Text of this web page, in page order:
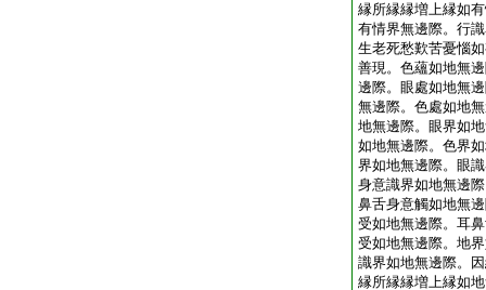
縁所縁縁増上縁如
有情界無邊際。行
生老死愁歎苦憂惱
善現。色蘊如地無
邊際。眼處如地無
無邊際。色處如地
地無邊際。眼界如
如地無邊際。色界
界如地無邊際。眼
身意識界如地無邊
鼻舌身意觸如地無
受如地無邊際。耳
受如地無邊際。地
識界如地無邊際。
縁所縁縁増上縁如